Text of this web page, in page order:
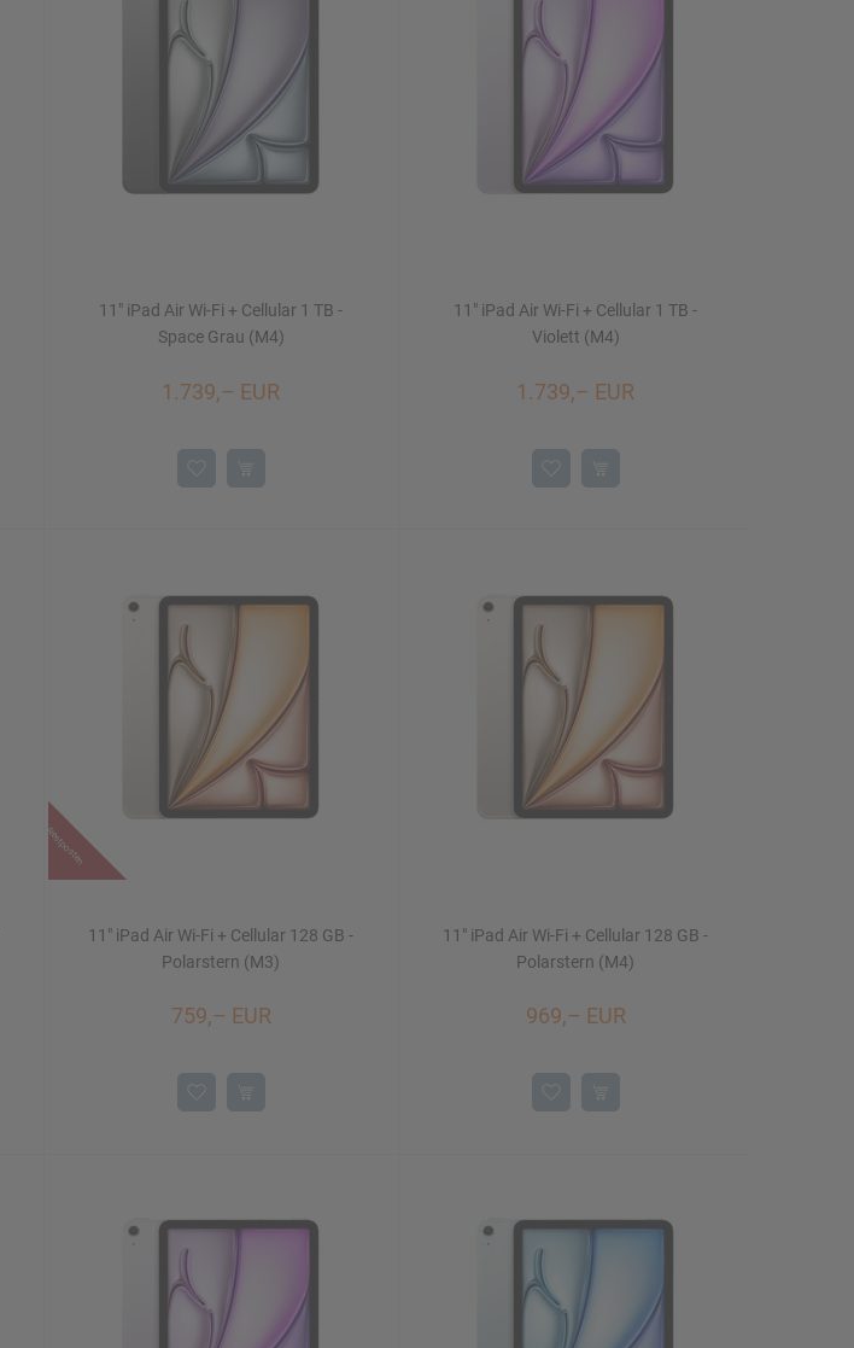
11" iPad Air Wi-Fi + Cellular 1 TB -
Space Grau (M4)
1.739,– EUR
11" iPad Air Wi-Fi + Cellular 1 TB -
Violett (M4)
1.739,– EUR
Restposten
11" iPad Air Wi-Fi + Cellular 128 GB -
Polarstern (M3)
759,– EUR
11" iPad Air Wi-Fi + Cellular 128 GB -
Polarstern (M4)
969,– EUR